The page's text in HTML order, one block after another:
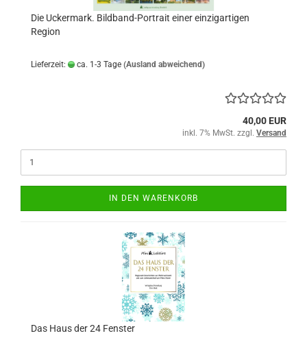
Die Uckermark. Bildband-Portrait einer einzigartigen
Region
Lieferzeit: ca. 1-3 Tage (Ausland abweichend)
40,00 EUR
inkl. 7% MwSt. zzgl. Versand
IN DEN WARENKORB
Das Haus der 24 Fenster